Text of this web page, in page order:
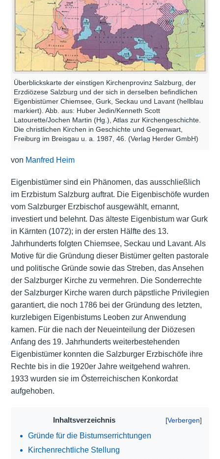
Überblickskarte der einstigen Kirchenprovinz Salzburg, der
Erzdiözese Salzburg und der sich in derselben befindlichen
Eigenbistümer Chiemsee, Gurk, Seckau und Lavant (hellblau
markiert). Abb. aus: Huber Jedin/Kenneth Scott
Latourette/Jochen Martin (Hg.), Atlas zur Kirchengeschichte.
Die christlichen Kirchen in Geschichte und Gegenwart,
Freiburg im Breisgau u. a. 1987, 46. (Verlag Herder GmbH)
von Manfred Heim
Eigenbistümer sind ein Phänomen, das ausschließlich
im Erzbistum Salzburg auftrat. Die Eigenbischöfe wurden
vom Salzburger Erzbischof ausgewählt, ernannt,
investiert und belehnt. Das älteste Eigenbistum war Gurk
in Kärnten (1072); in der ersten Hälfte des 13.
Jahrhunderts folgten Chiemsee, Seckau und Lavant. Als
Motive für die Gründung dieser Bistümer gelten pastorale
und politische Gründe sowie das Streben, das Ansehen
der Salzburger Kirche zu vermehren. Die Sonderrechte
der Salzburger Kirche waren durch päpstliche Privilegien
garantiert, die noch 1786 bei der Gründung des letzten,
kurzlebigen Eigenbistums Leoben zur Anwendung
kamen. Für die nach der Neueinteilung der Diözesen
Anfang des 19. Jahrhunderts weiterbestehenden
Eigenbistümer konnten die Salzburger Erzbischöfe ihre
Rechte bis in die 1920er Jahre weitgehend wahren.
1933 wurden sie im Österreichischen Konkordat
aufgehoben.
Inhaltsverzeichnis
Gründe für die Bistumserrichtungen
Kirchenrechtliche Stellung